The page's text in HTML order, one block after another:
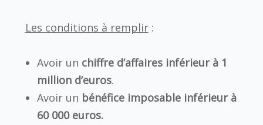
Les conditions à remplir:
Avoir un chiffre d’affaires inférieur à 1
million d’euros.
Avoir un bénéfice imposable inférieur à
60 000 euros.